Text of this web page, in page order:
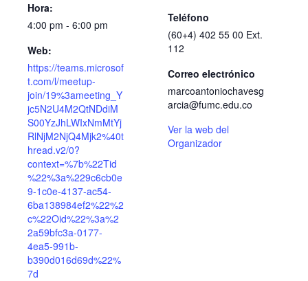
Hora:
4:00 pm - 6:00 pm
Web:
https://teams.microsof
t.com/l/meetup-
join/19%3ameeting_Y
jc5N2U4M2QtNDdiM
S00YzJhLWIxNmMtYj
RlNjM2NjQ4Mjk2%40t
hread.v2/0?
context=%7b%22Tid
%22%3a%229c6cb0e
9-1c0e-4137-ac54-
6ba138984ef2%22%2
c%22Oid%22%3a%2
2a59bfc3a-0177-
4ea5-991b-
b390d016d69d%22%
7d
Teléfono
(60+4) 402 55 00 Ext.
112
Correo electrónico
marcoantoniochavesg
arcia@fumc.edu.co
Ver la web del
Organizador